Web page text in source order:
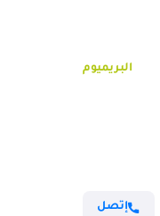
البريميوم
إتصل